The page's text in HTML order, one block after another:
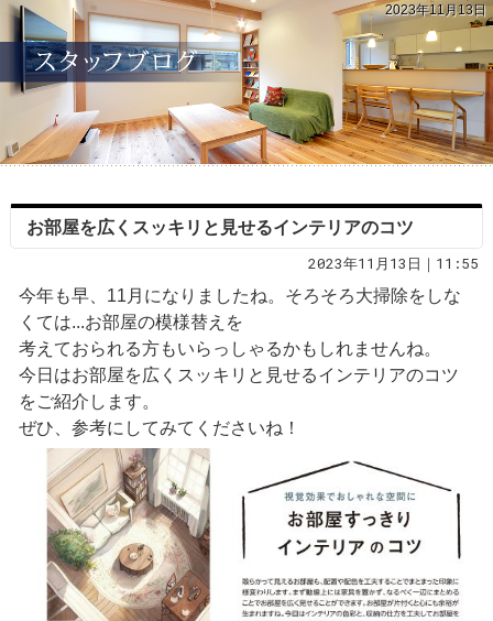
2023年11月13日
お部屋を広くスッキリと見せるインテリアのコツ
2023年11月13日｜11:55
今年も早、11月になりましたね。そろそろ大掃除をしな
くては...お部屋の模様替えを
考えておられる方もいらっしゃるかもしれませんね。
今日はお部屋を広くスッキリと見せるインテリアのコツ
をご紹介します。
ぜひ、参考にしてみてくださいね！